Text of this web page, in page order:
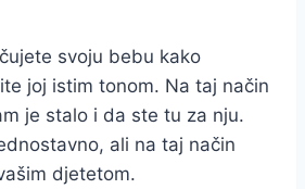
svoju bebu kako
joj istim tonom. Na taj način
je stalo i da ste tu za nju.
ali na taj način
djetetom.